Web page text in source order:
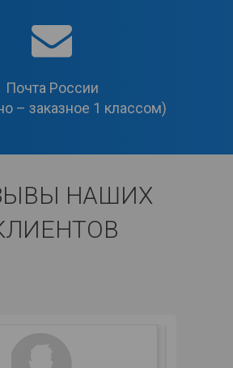
Почта России
– заказное 1 классом)
НАШИХ